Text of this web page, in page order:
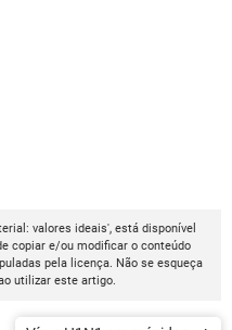
valores ideais', está disponível
copiar e/ou modificar o conteúdo
pela licença. Não se esqueça
utilizar este artigo.